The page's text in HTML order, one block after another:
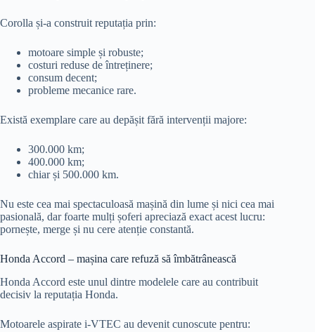
Corolla și-a construit reputația prin:
motoare simple și robuste;
costuri reduse de întreținere;
consum decent;
probleme mecanice rare.
Există exemplare care au depășit fără intervenții majore:
300.000 km;
400.000 km;
chiar și 500.000 km.
Nu este cea mai spectaculoasă mașină din lume și nici cea mai
pasională, dar foarte mulți șoferi apreciază exact acest lucru:
pornește, merge și nu cere atenție constantă.
Honda Accord – mașina care refuză să îmbătrânească
Honda Accord este unul dintre modelele care au contribuit
decisiv la reputația Honda.
Motoarele aspirate i-VTEC au devenit cunoscute pentru: